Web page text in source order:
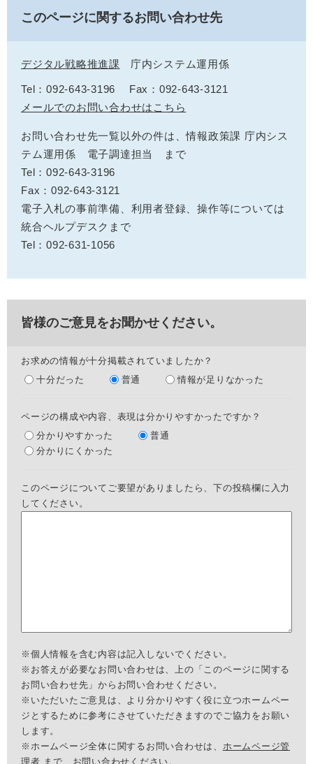
このページに関するお問い合わせ先
デジタル戦略推進課 庁内システム運用係
Tel：092-643-3196
Fax：092-643-3121
メールでのお問い合わせはこちら
お問い合わせ先一覧以外の件は、情報政策課 庁内シス
テム運用係 電子調達担当 まで
Tel：092-643-3196
Fax：092-643-3121
電子入札の事前準備、利用者登録、操作等については
統合ヘルプデスクまで
Tel：092-631-1056
皆様のご意見をお聞かせください。
お求めの情報が十分掲載されていましたか？
十分だった
普通 情報が足りなかった
ページの構成や内容、表現は分かりやすかったですか？
分かりやすかった
普通
分かりにくかった
このページについてご要望がありましたら、下の投稿欄に入力
してください。
※個人情報を含む内容は記入しないでください。
※お答えが必要なお問い合わせは、上の「このページに関する
お問い合わせ先」からお問い合わせください。
※いただいたご意見は、より分かりやすく役に立つホームペー
ジとするために参考にさせていただきますのでご協力をお願い
します。
※ホームページ全体に関するお問い合わせは、 ホームページ管
理者 まで、お問い合わせください。